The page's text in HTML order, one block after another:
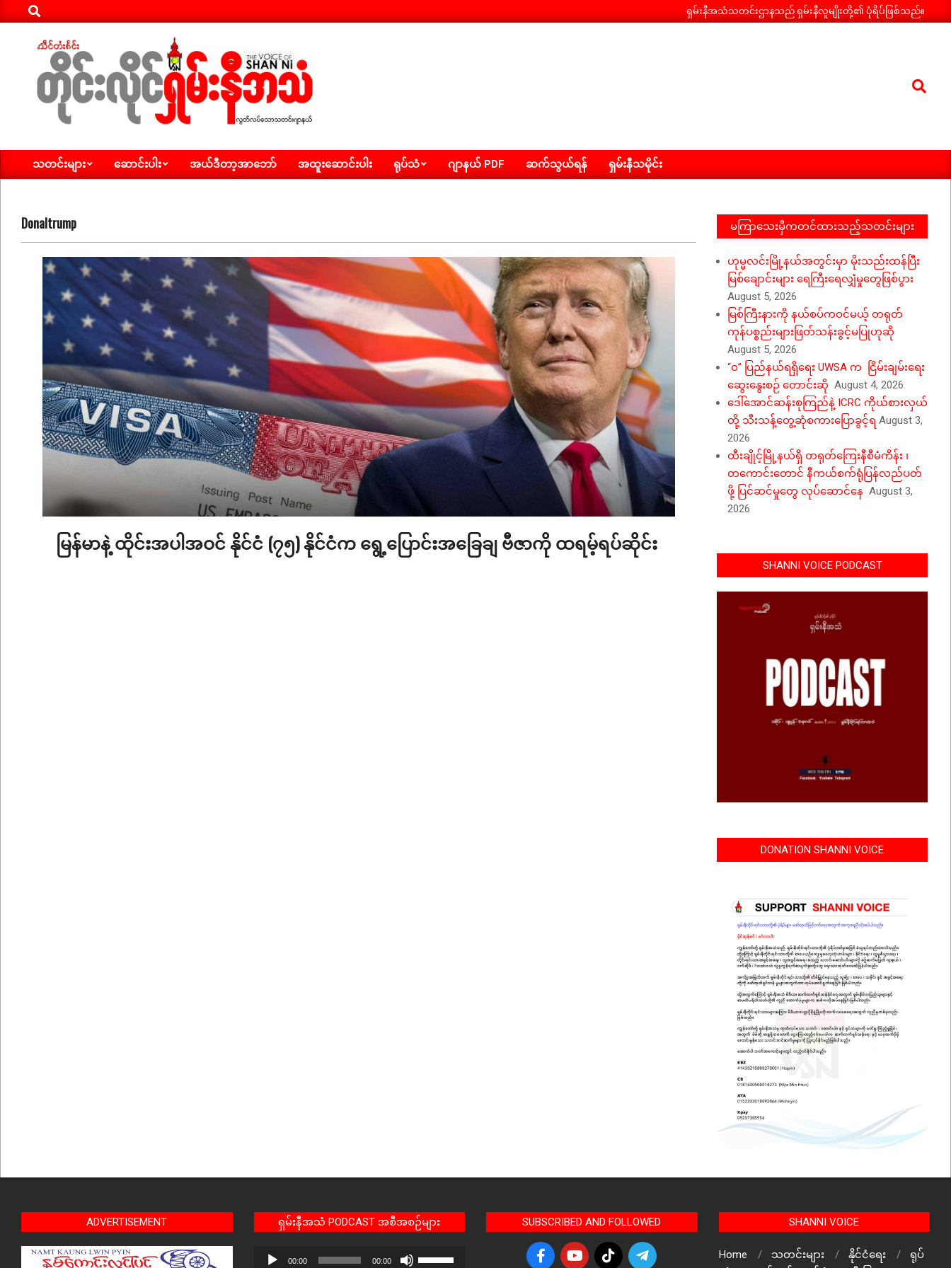
to
Search
ရှမ်းနီအသံသတင်းဌာနသည် ရှမ်းနီလူမျိုးတို့၏ ပုံရိပ်ဖြစ်သည်။
ရှမ်း
နီ
သတင်း
Search
Primary
သတင်းများ ဆောင်းပါး အယ်ဒီတာ့အာဘော် အထူးဆောင်းပါး ရုပ်သံ ဂျာနယ် PDF ဆက်သွယ်ရန် ရှမ်းနီသမိုင်း
Donaltrump
မြန်မာနဲ့ ထိုင်းအပါအဝင် နိုင်ငံ (၇၅) နိုင်ငံက ရွေ့ပြောင်းအခြေချ ဗီဇာကို ထရမ့်ရပ်ဆိုင်း
2026-
မကြာသေးမှီကတင်ထားသည့်သတင်းများ
ဟုမ္မလင်းမြို့နယ်အတွင်းမှာ မိုးသည်းထန်ပြီး
မြစ်ချောင်းများ ရေကြီးရေလျှံမှုတွေဖြစ်ပွား
August 5, 2026
မြစ်ကြီးနားကို နယ်စပ်ကဝင်မယ့် တရုတ်
ကုန်ပစ္စည်းများဖြတ်သန်းခွင့်မပြုဟုဆို
August 5, 2026
“ဝ” ပြည်နယ်ရရှိရေး UWSA က ငြိမ်းချမ်းရေး
ဆွေးနွေးစဉ် တောင်းဆို August 4, 2026
ဒေါ်အောင်ဆန်းစုကြည်နဲ့ ICRC ကိုယ်စားလှယ်
တို့ သီးသန့်တွေ့ဆုံစကားပြောခွင့်ရ August 3,
2026
ထီးချိုင့်မြို့နယ်ရှိ တရုတ်ကြေးနီစီမံကိန်း ၊
တကောင်းတောင် နီကယ်စက်ရုံပြန်လည်ပတ်
ဖို့ ပြင်ဆင်မှုတွေ လုပ်ဆောင်နေ August 3,
2026
SHANNI VOICE PODCAST
DONATION SHANNI VOICE
ADVERTISEMENT ရှမ်းနီအသံ PODCAST အစီအစဉ်များ
Audio
00:00 00:00
SUBSCRIBED AND FOLLOWED SHANNI VOICE
Home သတင်းများ နိုင်ငံရေး
ရုပ်